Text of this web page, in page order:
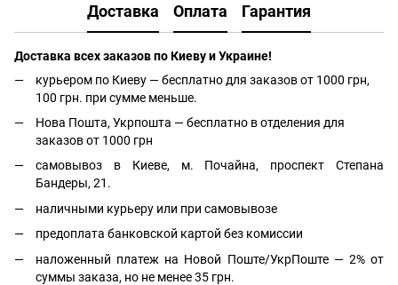
Доставка Оплата Гарантия
Доставка всех заказов по Киеву и Украине!
курьером по Киеву — бесплатно для заказов от 1000 грн,
100 грн. при сумме меньше.
Нова Пошта, Укрпошта — бесплатно в отделения для
заказов от 1000 грн
самовывоз в Киеве, м. Почайна, проспект Степана
Бандеры, 21.
наличными курьеру или при самовывозе
предоплата банковской картой без комиссии
наложенный платеж на Новой Поште/УкрПоште — 2% от
суммы заказа, но не менее 35 грн.